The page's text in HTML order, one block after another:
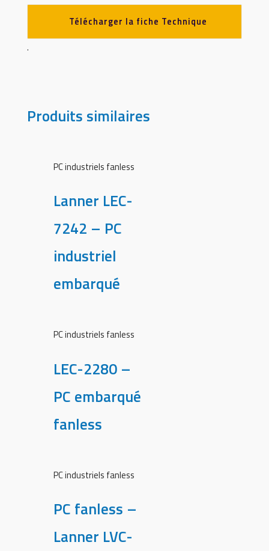
Télécharger la fiche Technique
.
Produits similaires
PC industriels fanless
Lanner LEC-
7242 – PC
industriel
embarqué
PC industriels fanless
LEC-2280 –
PC embarqué
fanless
PC industriels fanless
PC fanless –
Lanner LVC-